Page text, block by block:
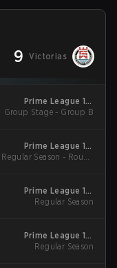
9 Victorias
Prime League 1st
Division - Prime
Group Stage - Group B
Prime League 1st
Division - Prime
Regular Season - Round
Prime League 1st
Division Summer
Regular Season
Prime League 1st
Division Spring 2025
Regular Season